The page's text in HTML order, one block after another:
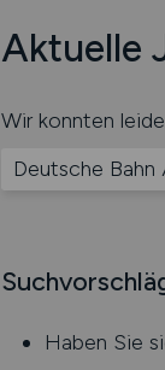
Aktuelle
Wir konnten
Deutsche Bahn
Haben Sie